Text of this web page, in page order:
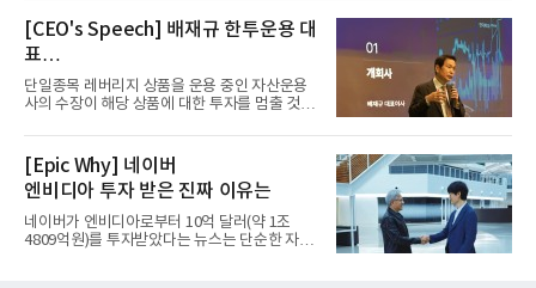
[CEO's Speech] 배재규 한투운용 대
표
“개별종목 레버리지 투자 지금이라도
멈춰라”
단일종목 레버리지 상품을 운용 중인 자산운용
사의 수장이 해당 상품에 대한 투자를 멈출 것을
[Epic Why] 네이버
엔비디아 투자 받은 진짜 이유는
네이버가 엔비디아로부터 10억 달러(약 1조
4809억원)를 투자받았다는 뉴스는 단순한 자금